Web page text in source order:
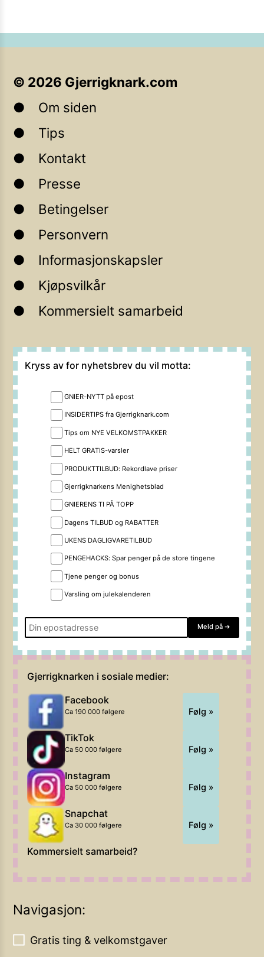
© 2026 Gjerrigknark.com
Om siden
Tips
Kontakt
Presse
Betingelser
Personvern
Informasjonskapsler
Kjøpsvilkår
Kommersielt samarbeid
Kryss av for nyhetsbrev du vil motta:
GNIER-NYTT på epost
INSIDERTIPS fra Gjerrigknark.com
Tips om NYE VELKOMSTPAKKER
HELT GRATIS-varsler
PRODUKTTILBUD: Rekordlave priser
Gjerrigknarkens Menighetsblad
GNIERENS TI PÅ TOPP
Dagens TILBUD og RABATTER
UKENS DAGLIGVARETILBUD
PENGEHACKS: Spar penger på de store tingene
Tjene penger og bonus
Varsling om julekalenderen
Meld på ➔
Gjerrigknarken i sosiale medier:
Facebook
Ca 190 000 følgere Følg »
TikTok
Ca 50 000 følgere Følg »
Instagram
Ca 50 000 følgere Følg »
Snapchat
Ca 30 000 følgere Følg »
Kommersielt samarbeid?
Navigasjon:
Gratis ting & velkomstgaver